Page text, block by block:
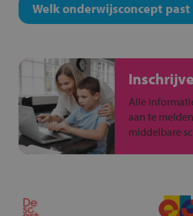
Welk onderwijsconcept
Alle
aan te
middelbare